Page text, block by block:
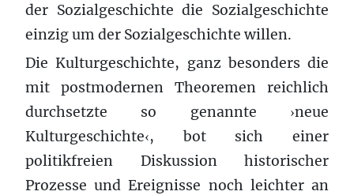
der Sozialgeschichte die Sozialgeschichte
einzig um der Sozialgeschichte willen.
Die Kulturgeschichte, ganz besonders die
mit postmodernen Theoremen reichlich
durchsetzte so genannte ›neue
Kulturgeschichte‹, bot sich einer
politikfreien Diskussion historischer
Prozesse und Ereignisse noch leichter an